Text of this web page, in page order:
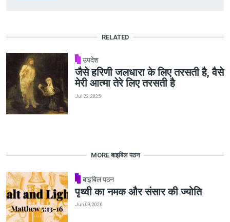
RELATED
उपदेश
जैसे हरिणी जलधारा के लिए तरसती है, वैसे
मेरी आत्मा तेरे लिए तरसती है
Jul 22, 2025
MORE बाइबिल पठन
बाइबिल पठन
पृथ्वी का नमक और संसार की ज्योति
Jun 09, 2026